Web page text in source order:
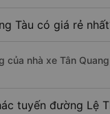
Tàu có giá rẻ
nhà xe Tân
tuyến đường Lệ